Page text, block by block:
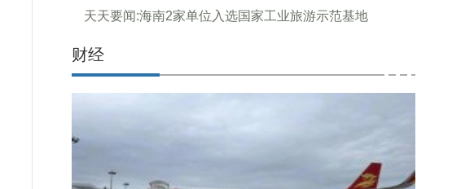
天天要闻:海南2家单位入选国家工业旅游示范基地
财经